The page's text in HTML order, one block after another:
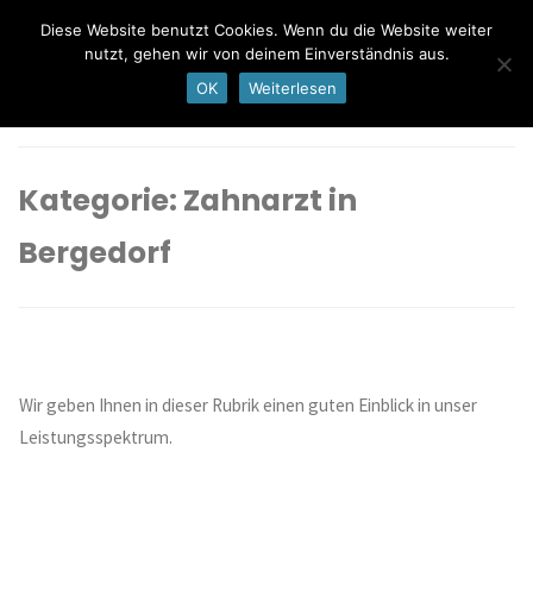
Zahnärzte in Bergedorf
Kategorie: Zahnarzt in
Bergedorf
Wir geben Ihnen in dieser Rubrik einen guten Einblick in unser
Leistungsspektrum.
Diese Website benutzt Cookies. Wenn du die Website weiter
nutzt, gehen wir von deinem Einverständnis aus.
OK
Weiterlesen